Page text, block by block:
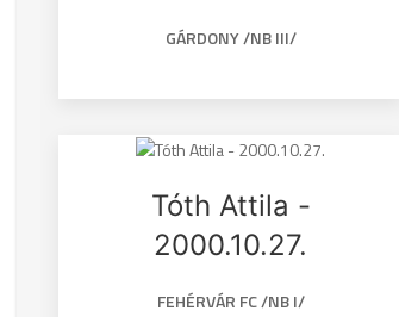
GÁRDONY /NB III/
Tóth Attila -
2000.10.27.
FEHÉRVÁR FC /NB I/